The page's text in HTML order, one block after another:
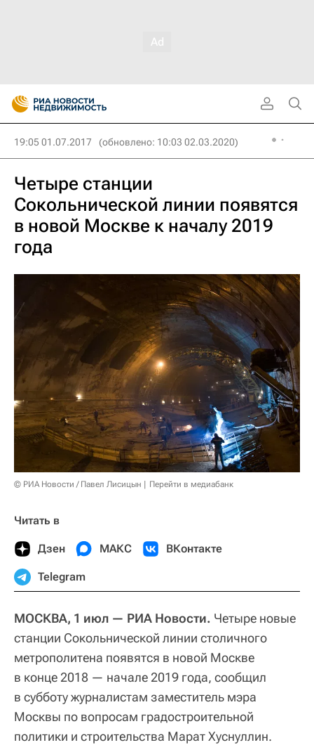
19:05 01.07.2017 (обновлено: 10:03 02.03.2020)
Четыре станции
Сокольнической линии появятся
в новой Москве к началу 2019
года
© РИА Новости / Павел Лисицын Перейти в медиабанк
Читать в
Дзен МАКС ВКонтакте
Telegram
МОСКВА, 1 июл — РИА Новости. Четыре новые
станции Сокольнической линии столичного
метрополитена появятся в новой Москве
в конце 2018 — начале 2019 года, сообщил
в субботу журналистам заместитель мэра
Москвы по вопросам градостроительной
политики и строительства Марат Хуснуллин.